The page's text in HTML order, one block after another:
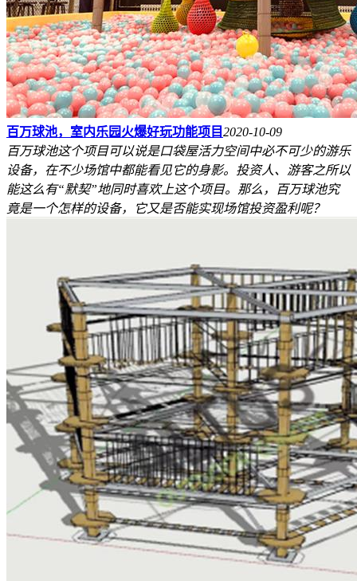
百万球池，室内乐园火爆好玩功能项目2020-10-09
百万球池这个项目可以说是口袋屋活力空间中必不可少的游乐
设备，在不少场馆中都能看见它的身影。投资人、游客之所以
能这么有“默契”地同时喜欢上这个项目。那么，百万球池究
竟是一个怎样的设备，它又是否能实现场馆投资盈利呢？